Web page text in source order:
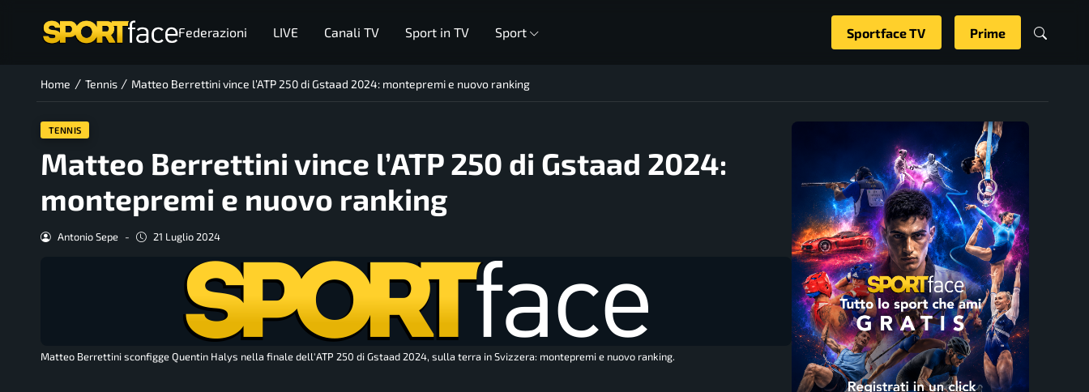
Federazioni LIVE Canali TV Sport in TV Sport Sportface TV Prime
Home / Tennis / Matteo Berrettini vince l’ATP 250 di Gstaad 2024: montepremi e nuovo ranking
TENNIS
Matteo Berrettini vince l’ATP 250 di Gstaad 2024:
montepremi e nuovo ranking
Antonio Sepe - 21 Luglio 2024
Matteo Berrettini sconfigge Quentin Halys nella finale dell'ATP 250 di Gstaad 2024, sulla terra in Svizzera: montepremi e nuovo ranking.